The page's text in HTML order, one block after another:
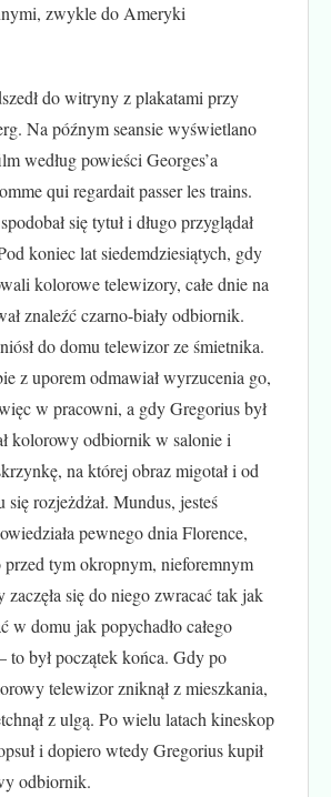
zwykle do Ameryki
do witryny z plakatami przy
Na późnym seansie wyświetlano
według powieści Georges’a
qui regardait passer les trains.
się tytuł i długo przyglądał
koniec lat siedemdziesiątych, gdy
kolorowe telewizory, całe dnie na
znaleźć czarno-biały odbiornik.
do domu telewizor ze śmietnika.
z uporem odmawiał wyrzucenia go,
w pracowni, a gdy Gregorius był
kolorowy odbiornik w salonie i
na której obraz migotał i od
się rozjeżdżał. Mundus, jesteś
pewnego dnia Florence,
przed tym okropnym, nieforemnym
zaczęła się do niego zwracać tak jak
w domu jak popychadło całego
to był początek końca. Gdy po
telewizor zniknął z mieszkania,
z ulgą. Po wielu latach kineskop
i dopiero wtedy Gregorius kupił
odbiornik.